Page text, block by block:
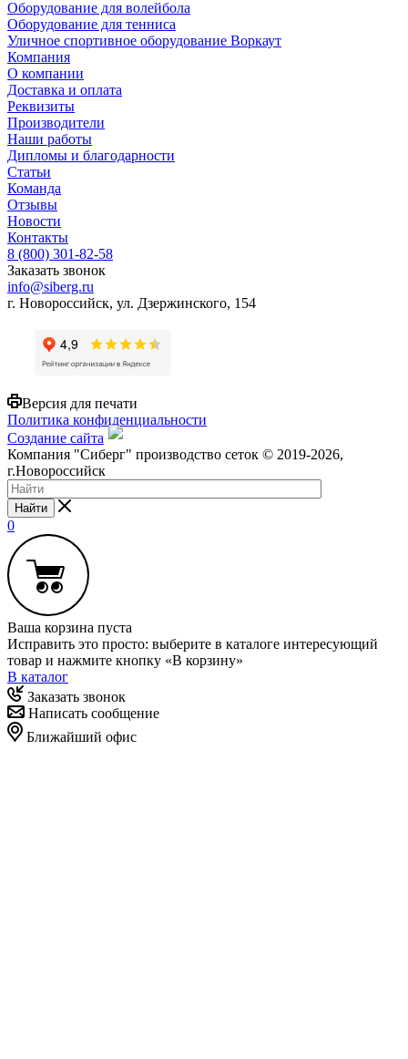
Оборудование для волейбола
Оборудование для тенниса
Уличное спортивное оборудование Воркаут
Компания
О компании
Доставка и оплата
Реквизиты
Производители
Наши работы
Дипломы и благодарности
Статьи
Команда
Отзывы
Новости
Контакты
8 (800) 301-82-58
Заказать звонок
info@siberg.ru
г. Новороссийск, ул. Дзержинского, 154
Версия для печати
Политика конфиденциальности
Создание сайта
Компания "Сиберг" производство сеток © 2019-2026,
г.Новороссийск
Найти
0
Ваша корзина пуста
Исправить это просто: выберите в каталоге интересующий
товар и нажмите кнопку «В корзину»
В каталог
Заказать звонок
Написать сообщение
Ближайший офис